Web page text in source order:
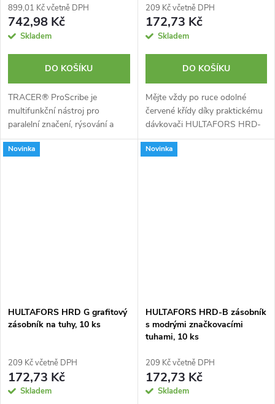
899,01 Kč včetně DPH
742,98 Kč
Skladem
DO KOŠÍKU
TRACER® ProScribe je
multifunkční nástroj pro
paralelní značení, rýsování a
přenos hran. Tato pomůcka
vám umožní okopírovat
209 Kč včetně DPH
172,73 Kč
Skladem
DO KOŠÍKU
Mějte vždy po ruce odolné
červené křídy díky praktickému
dávkovači HULTAFORS HRD-
R. Toto chytré pouzdro s 10
náplněmi a klipem pro snadné
Novinka
HULTAFORS HRD G grafitový
zásobník na tuhy, 10 ks
209 Kč včetně DPH
172,73 Kč
Skladem
Novinka
HULTAFORS HRD-B zásobník
s modrými značkovacími
tuhami, 10 ks
209 Kč včetně DPH
172,73 Kč
Skladem